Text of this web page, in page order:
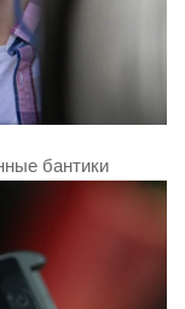
бантики